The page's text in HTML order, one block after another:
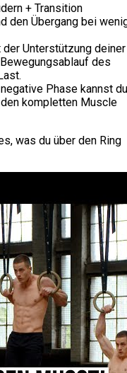
+ Transition
den Übergang bei
der Unterstützung deiner
des
Phase kannst du
kompletten Muscle
was du über den Ring